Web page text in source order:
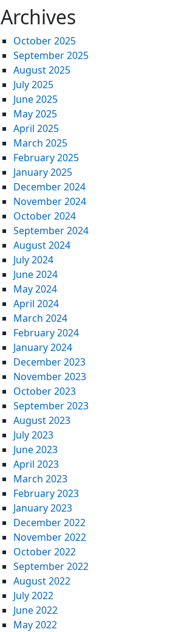
Archives
October 2025
September 2025
August 2025
July 2025
June 2025
May 2025
April 2025
March 2025
February 2025
January 2025
December 2024
November 2024
October 2024
September 2024
August 2024
July 2024
June 2024
May 2024
April 2024
March 2024
February 2024
January 2024
December 2023
November 2023
October 2023
September 2023
August 2023
July 2023
June 2023
April 2023
March 2023
February 2023
January 2023
December 2022
November 2022
October 2022
September 2022
August 2022
July 2022
June 2022
May 2022